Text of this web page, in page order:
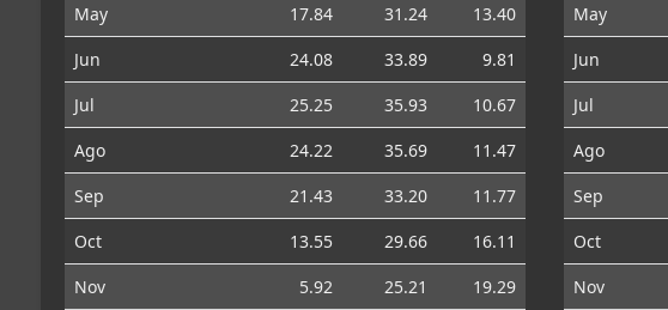
May
17.84 31.24
13.40
Jun
24.08 33.89
9.81
Jul
25.25 35.93
10.67
Ago
24.22 35.69
11.47
Sep
21.43 33.20
11.77
Oct
13.55 29.66
16.11
Nov
5.92 25.21
19.29
May
Jun
Jul
Ago
Sep
Oct
Nov